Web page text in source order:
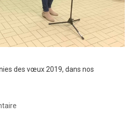
des vœux 2019, dans nos